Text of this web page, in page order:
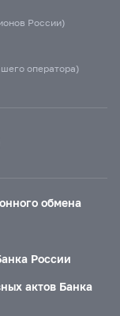
России)
оператора)
обмена
России
актов Банка